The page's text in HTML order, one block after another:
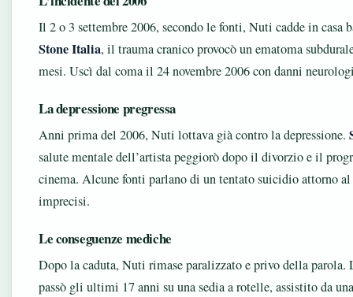
Il 2 o 3 settembre 2006, secondo le fonti, Nuti cadde in casa
Stone Italia, il trauma cranico provocò un ematoma
mesi. Uscì dal coma il 24 novembre 2006 con danni
La depressione pregressa
Anni prima del 2006, Nuti lottava già contro la depressione.
salute mentale dell’artista peggiorò dopo il divorzio e il
cinema. Alcune fonti parlano di un tentato suicidio attorno al
imprecisi.
Le conseguenze mediche
Dopo la caduta, Nuti rimase paralizzato e privo della parola.
passò gli ultimi 17 anni su una sedia a rotelle, assistito da